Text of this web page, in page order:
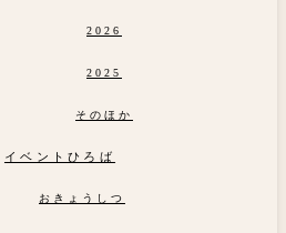
2026
2025
そのほか
イベントひろば
おきょうしつ